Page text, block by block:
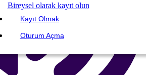
Bireysel olarak kayıt olun
Kayıt Olmak
Oturum Açma